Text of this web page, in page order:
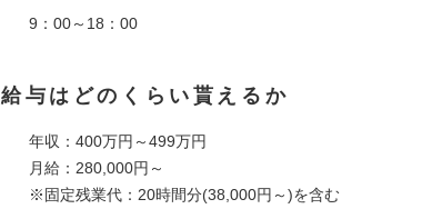
9：00～18：00
給与はどのくらい貰えるか
年収：400万円～499万円
月給：280,000円～
※固定残業代：20時間分(38,000円～)を含む